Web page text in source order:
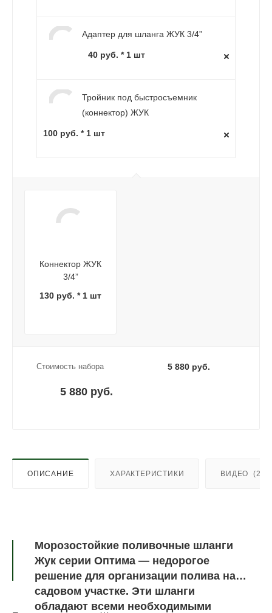
Адаптер для шланга ЖУК 3/4”
40 руб. * 1 шт
Тройник под быстросъемник
(коннектор) ЖУК
100 руб. * 1 шт
Коннектор ЖУК
3/4”
130 руб. * 1 шт
Стоимость набора 5 880 руб.
5 880 руб.
ОПИСАНИЕ ХАРАКТЕРИСТИКИ ВИДЕО (2)
Морозостойкие поливочные шланги
Жук серии Оптима — недорогое
решение для организации полива на
садовом участке. Эти шланги
обладают всеми необходимыми